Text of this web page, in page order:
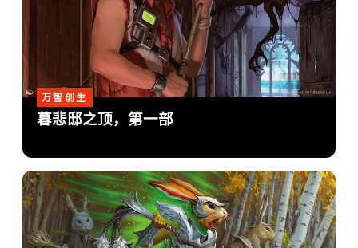
万智创生
暮悲邸之顶，第一部